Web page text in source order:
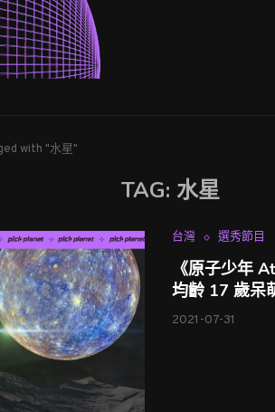
with "水星"
TAG:水星
台灣 選秀節目
《原子少年
均齡 17 歲呆
2021-07-31